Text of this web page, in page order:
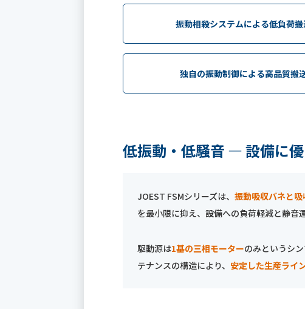
振動相殺システムによる低負荷
独自の振動制御による高品質搬
低振動・低騒音 ― 設備に
JOEST FSMシリーズは、 振動吸収バネと
を最小限に抑え、設備への負荷軽減と静音
駆動源は1基の三相モーターのみというシ
テナンスの構造により、 安定した生産ライ